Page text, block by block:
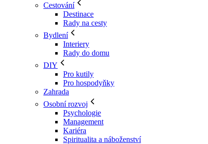
Cestování
Destinace
Rady na cesty
Bydlení
Interiery
Rady do domu
DIY
Pro kutily
Pro hospodyňky
Zahrada
Osobní rozvoj
Psychologie
Management
Kariéra
Spiritualita a náboženství